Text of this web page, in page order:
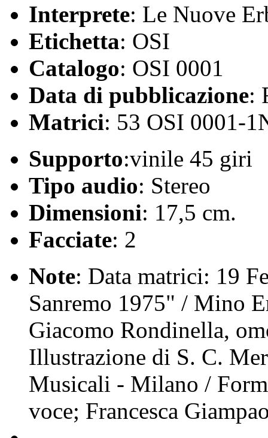
Interprete: Le Nuove
Etichetta: OSI
Catalogo: OSI 0001
Data di pubblicazione:
Matrici: 53 OSI 0001-
Supporto:vinile 45 giri
Tipo audio: Stereo
Dimensioni: 17,5 cm.
Facciate: 2
Note: Data matrici: 19
Sanremo 1975" / Mino
Giacomo Rondinella,
Illustrazione di S. C.
Musicali - Milano /
voce; Francesca